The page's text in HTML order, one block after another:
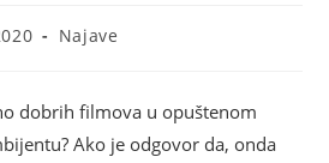
Najave
dobrih filmova u opuštenom
Ako je odgovor da, onda